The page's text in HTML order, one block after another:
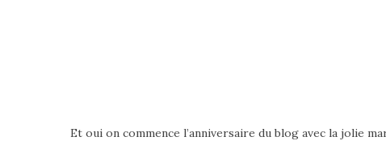
Et oui on commence l’anniversaire du blog avec la jolie